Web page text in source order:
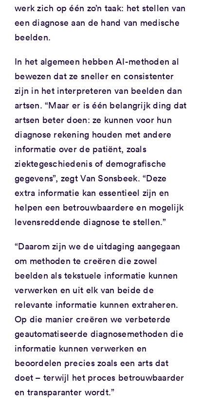
werk zich op één zo’n taak: het stellen van
een diagnose aan de hand van medische
beelden.
In het algemeen hebben AI-methoden al
bewezen dat ze sneller en consistenter
zijn in het interpreteren van beelden dan
artsen. “Maar er is één belangrijk ding dat
artsen beter doen: ze kunnen voor hun
diagnose rekening houden met andere
informatie over de patiënt, zoals
ziektegeschiedenis of demografische
gegevens”, zegt Van Sonsbeek. “Deze
extra informatie kan essentieel zijn en
helpen een betrouwbaardere en mogelijk
levensreddende diagnose te stellen.”
“Daarom zijn we de uitdaging aangegaan
om methoden te creëren die zowel
beelden als tekstuele informatie kunnen
verwerken en uit elk van beide de
relevante informatie kunnen extraheren.
Op die manier creëren we verbeterde
geautomatiseerde diagnosemethoden die
informatie kunnen verwerken en
beoordelen precies zoals een arts dat
doet – terwijl het proces betrouwbaarder
en transparanter wordt.”